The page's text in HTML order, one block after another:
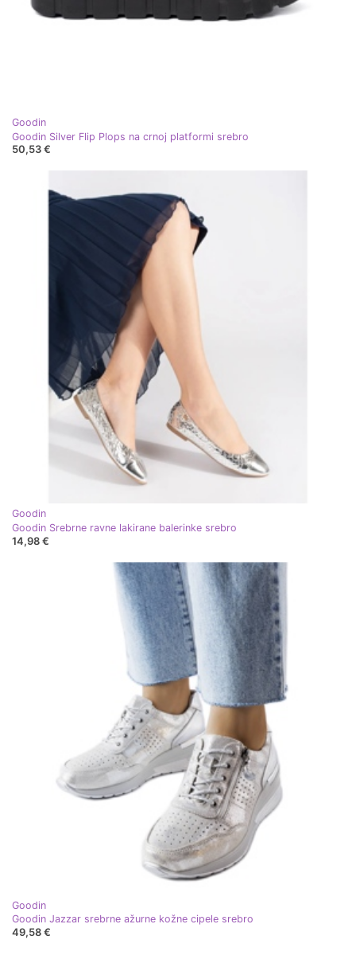
Goodin
Goodin Silver Flip Plops na crnoj platformi srebro
50,53 €
Goodin
Goodin Srebrne ravne lakirane balerinke srebro
14,98 €
Goodin
Goodin Jazzar srebrne ažurne kožne cipele srebro
49,58 €